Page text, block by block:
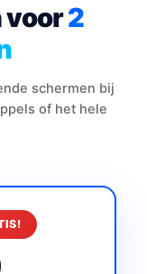
voor2
schermen bij
of het hele